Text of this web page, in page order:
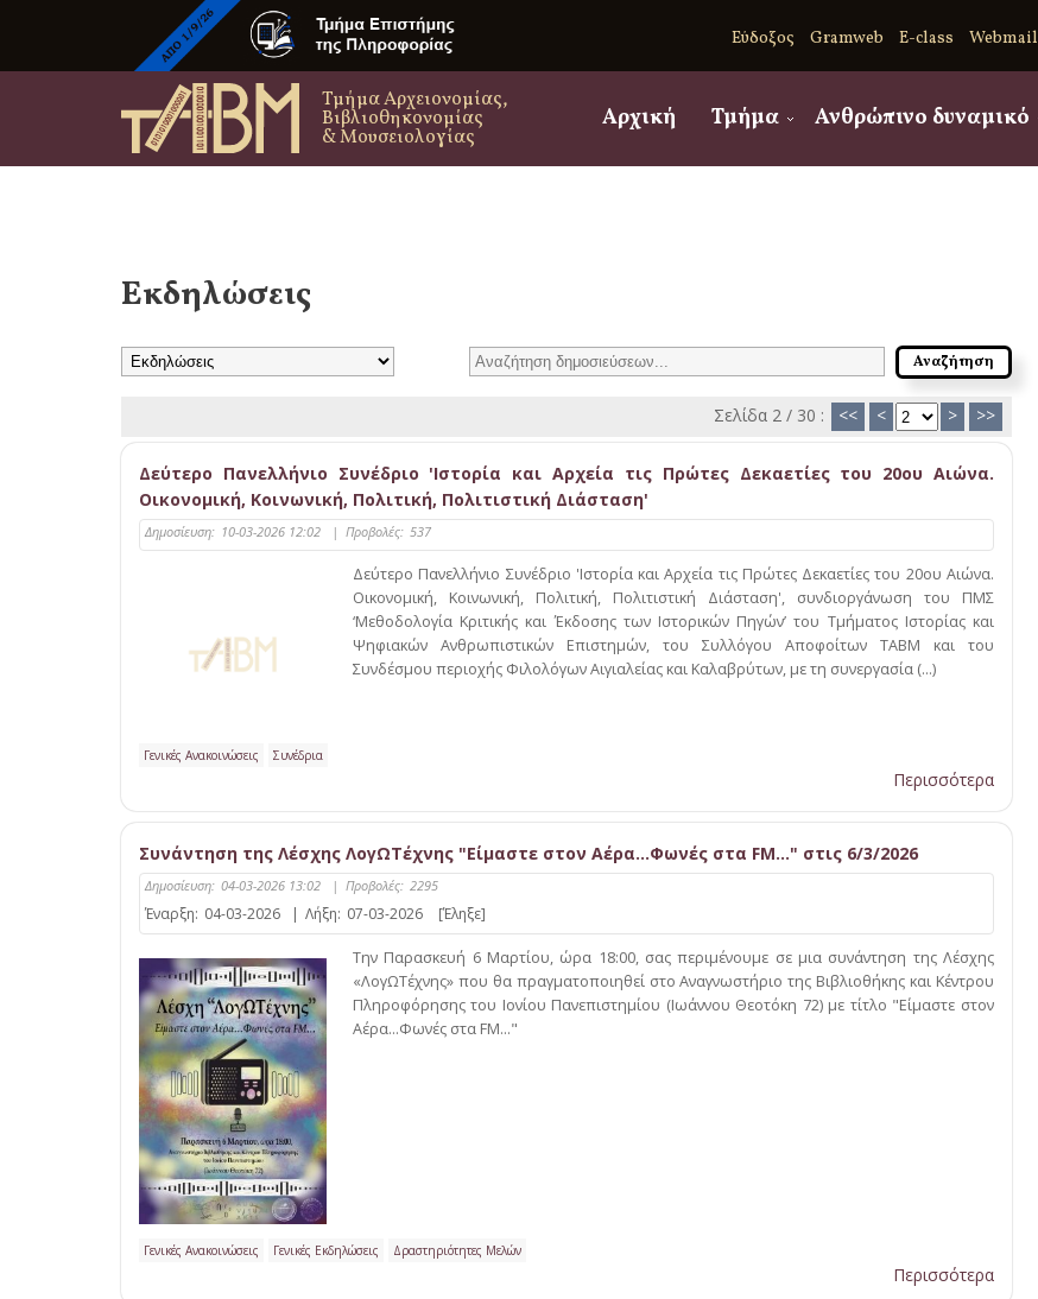
Εύδοξος Gramweb E-class Webmail
Τμήμα Αρχειονομίας,
Βιβλιοθηκονομίας
& Μουσειολογίας
Αρχική Τμήμα Ανθρώπινο δυναμικό
Εκδηλώσεις
Σελίδα 2 / 30 : << < > >>
Δεύτερο Πανελλήνιο Συνέδριο 'Ιστορία και Αρχεία τις Πρώτες Δεκαετίες του 20ου Αιώνα.
Οικονομική, Κοινωνική, Πολιτική, Πολιτιστική Διάσταση'
Δημοσίευση: 10-03-2026 12:02 | Προβολές: 537
Δεύτερο Πανελλήνιο Συνέδριο 'Ιστορία και Αρχεία τις Πρώτες Δεκαετίες του 20ου Αιώνα.
Οικονομική, Κοινωνική, Πολιτική, Πολιτιστική Διάσταση', συνδιοργάνωση του ΠΜΣ
‘Μεθοδολογία Κριτικής και Έκδοσης των Ιστορικών Πηγών’ του Τμήματος Ιστορίας και
Ψηφιακών Ανθρωπιστικών Επιστημών, του Συλλόγου Αποφοίτων ΤΑΒΜ και του
Συνδέσμου περιοχής Φιλολόγων Αιγιαλείας και Καλαβρύτων, με τη συνεργασία (...)
Γενικές Ανακοινώσεις Συνέδρια
Περισσότερα
Συνάντηση της Λέσχης ΛογΩΤέχνης "Είμαστε στον Αέρα…Φωνές στα FM…" στις 6/3/2026
Δημοσίευση: 04-03-2026 13:02 | Προβολές: 2295
Έναρξη: 04-03-2026 | Λήξη: 07-03-2026 [Έληξε]
Την Παρασκευή 6 Μαρτίου, ώρα 18:00, σας περιμένουμε σε μια συνάντηση της Λέσχης
«ΛογΩΤέχνης» που θα πραγματοποιηθεί στο Αναγνωστήριο της Βιβλιοθήκης και Κέντρου
Πληροφόρησης του Ιονίου Πανεπιστημίου (Ιωάννου Θεοτόκη 72) με τίτλο "Είμαστε στον
Αέρα…Φωνές στα FM…"
Γενικές Ανακοινώσεις Γενικές Εκδηλώσεις Δραστηριότητες Μελών
Περισσότερα